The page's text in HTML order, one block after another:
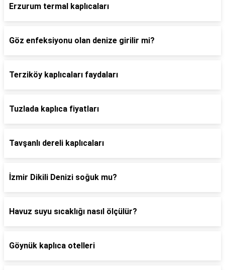
Erzurum termal kaplıcaları
Göz enfeksiyonu olan denize girilir mi?
Terziköy kaplıcaları faydaları
Tuzlada kaplıca fiyatları
Tavşanlı dereli kaplıcaları
İzmir Dikili Denizi soğuk mu?
Havuz suyu sıcaklığı nasıl ölçülür?
Göynük kaplıca otelleri